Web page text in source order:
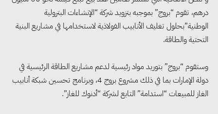
درهم، تقوم “بروج” بموجبه بتزويد شركة “الإنشاءات البترولية
الوطنية”بحلول تغليف الأنابيب الفولاذية لاستخدامها في مشاريع البنية
التحتية والطاقة.
وستقوم “بروج” بتوريد مواد رئيسية لدعم مشاريع الطاقة الرئيسية في
دولة الإمارات بما في ذلك مشروع بروج 4، وبرنامج تحسين شبكة أنابيب
الغاز للمبيعات “استدامة” التابع لشركة “أدنوك للغاز”.